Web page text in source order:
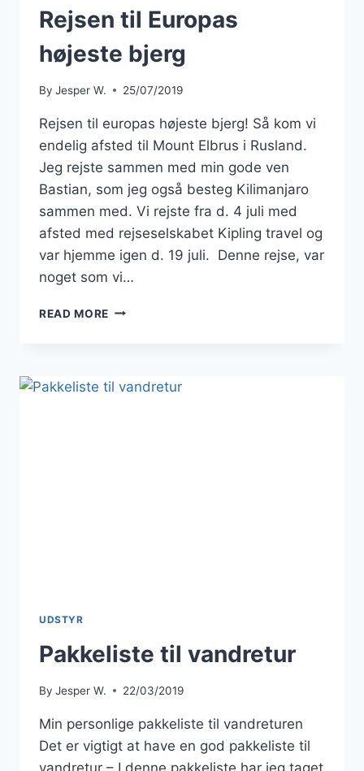
Rejsen til Europas
højeste bjerg
By Jesper W. 25/07/2019
Rejsen til europas højeste bjerg! Så kom vi
endelig afsted til Mount Elbrus i Rusland.
Jeg rejste sammen med min gode ven
Bastian, som jeg også besteg Kilimanjaro
sammen med. Vi rejste fra d. 4 juli med
afsted med rejseselskabet Kipling travel og
var hjemme igen d. 19 juli. Denne rejse, var
noget som vi…
READ MORE REJSEN
BJERG
UDSTYR
Pakkeliste til vandretur
By Jesper W. 22/03/2019
Min personlige pakkeliste til vandreturen​
Det er vigtigt at have en god pakkeliste til
vandretur – I denne pakkeliste har jeg taget